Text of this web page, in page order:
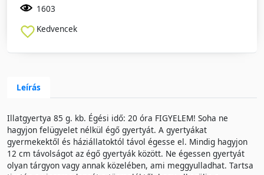
1603
Kedvencek
Leírás
Illatgyertya 85 g. kb. Égési idő: 20 óra FIGYELEM! Soha ne
hagyjon felügyelet nélkül égő gyertyát. A gyertyákat
gyermekektől és háziállatoktól távol égesse el. Mindig hagyjon
12 cm távolságot az égő gyertyák között. Ne égessen gyertyát
olyan tárgyon vagy annak közelében, ami meggyulladhat. Tartsa